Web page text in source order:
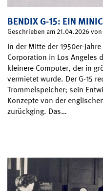
BENDIX G-15: EIN
Geschrieben am 21.04.2026 von
In der Mitte der 1950er-
Corporation in Los Angeles
kleinere Computer, der in
vermietet wurde. Der G-15
Trommelspeicher; sein
Konzepte von der
zurückging. Das…